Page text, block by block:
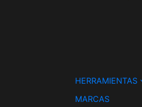
HERRAMIENTAS
MARCAS